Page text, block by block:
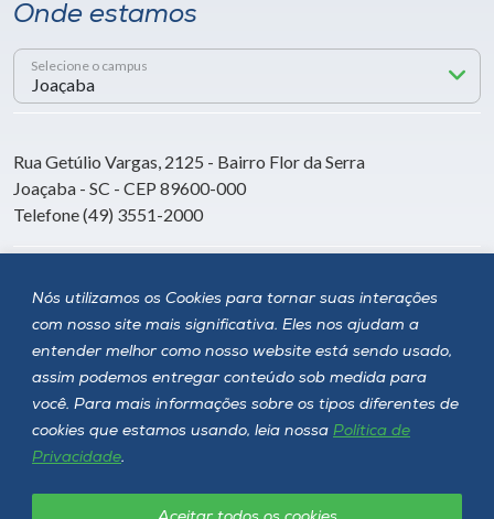
Nós utilizamos os Cookies para tornar suas interações
com nosso site mais significativa. Eles nos ajudam a
entender melhor como nosso website está sendo usado,
assim podemos entregar conteúdo sob medida para
você. Para mais informações sobre os tipos diferentes de
cookies que estamos usando, leia nossa Política de
Privacidade.
Onde estamos
Selecione o campus
Rua Getúlio Vargas, 2125 - Bairro Flor da Serra
Joaçaba - SC - CEP 89600-000
Telefone (49) 3551-2000
Siga a Unoesc